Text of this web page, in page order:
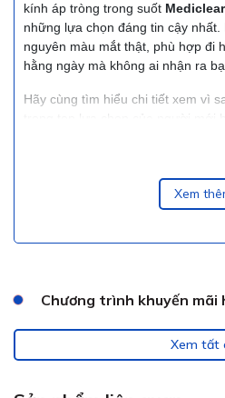
kính áp tròng trong suốt
những lựa chọn đáng tin cậy
nguyên màu mắt thật, phù hợp đi
hằng ngày mà không ai nhận ra
Hãy cùng tìm hiểu chi tiết xem vì
trong top lựa chọn của người mới
1. Kính Áp
Diện
Kính áp tròng Mediclearlà dòng
tiếng được sản xuất tạiÚc, mang
Xem
Chương trình khuyến mãi
Xem tất